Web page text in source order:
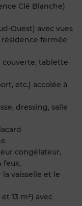
Clé Blanche)
Ouest) avec vues
résidence fermée
couverte, tablette
etc.) accolée à
dressing, salle
congélateur,
feux,
vaisselle et le
13 m²) avec